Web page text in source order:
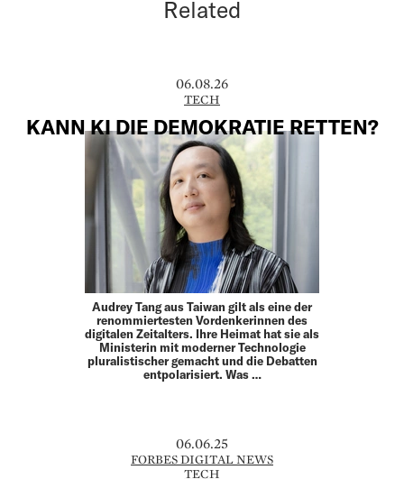
Related
06.08.26
TECH
KANN KI DIE DEMOKRATIE RETTEN?
Audrey Tang aus Taiwan gilt als eine der
renommiertesten Vordenkerinnen des
digitalen Zeitalters. Ihre Heimat hat sie als
Ministerin mit moderner Technologie
pluralistischer gemacht und die Debatten
entpolarisiert. Was …
06.06.25
FORBES DIGITAL NEWS
TECH